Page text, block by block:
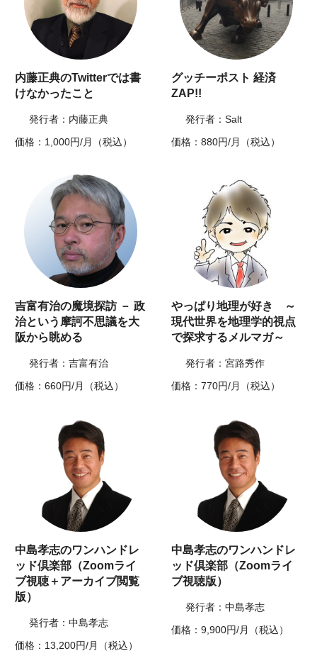
内藤正典のTwitterでは書
けなかったこと
発行者：内藤正典
価格：1,000円/月（税込）
グッチーポスト 経済
ZAP!!
発行者：Salt
価格：880円/月（税込）
吉富有治の魔境探訪 － 政
治という摩訶不思議を大
阪から眺める
発行者：吉富有治
価格：660円/月（税込）
やっぱり地理が好き ～
現代世界を地理学的視点
で探求するメルマガ～
発行者：宮路秀作
価格：770円/月（税込）
中島孝志のワンハンドレ
ッド倶楽部（Zoomライ
ブ視聴＋アーカイブ閲覧
版）
発行者：中島孝志
価格：13,200円/月（税込）
中島孝志のワンハンドレ
ッド倶楽部（Zoomライ
ブ視聴版）
発行者：中島孝志
価格：9,900円/月（税込）